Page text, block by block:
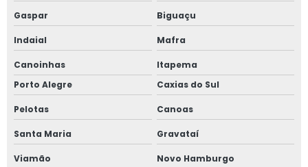
Serviço de inspeção de tubulação industrial
Serviço de inspeção em caldeiras e vasos de pressão
Serviço de inspeção em tubulações
Serviço de laudo e inspeção nr13
Gaspar Biguaçu
Indaial Mafra
Canoinhas
Itapema
Porto Alegre
Caxias do Sul
Pelotas Canoas
Santa Maria Gravataí
Viamão Novo Hamburgo